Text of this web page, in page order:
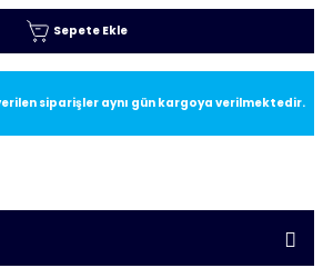
Sepete Ekle
siparişler aynı gün kargoya verilmektedir.